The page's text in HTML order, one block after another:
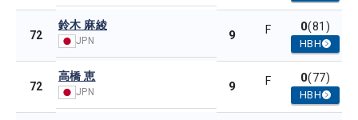
72
鈴木 麻綾
JPN 9 F 0(81)
HBH
72
高橋 恵
JPN 9 F 0(77)
HBH